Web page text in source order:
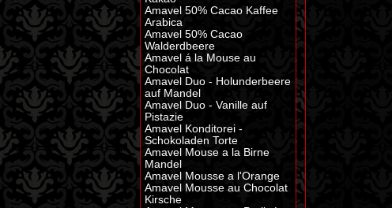
Amavel 50% Cacao Kaffee
Arabica
Amavel 50% Cacao
Walderdbeere
Amavel á la Mouse au
Chocolat
Amavel Duo - Holunderbeere
auf Mandel
Amavel Duo - Vanille auf
Pistazie
Amavel Konditorei -
Schokoladen Torte
Amavel Mouse a la Birne
Mandel
Amavel Mousse a l'Orange
Amavel Mousse au Chocolat
Kirsche